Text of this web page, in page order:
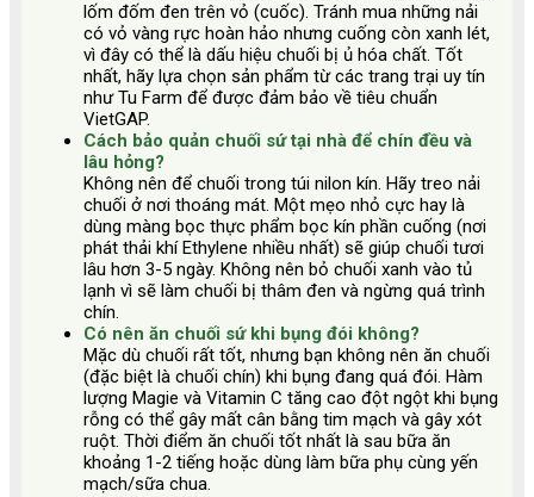
lốm đốm đen trên vỏ (cuốc). Tránh mua những nải
có vỏ vàng rực hoàn hảo nhưng cuống còn xanh lét,
vì đây có thể là dấu hiệu chuối bị ủ hóa chất. Tốt
nhất, hãy lựa chọn sản phẩm từ các trang trại uy tín
như Tu Farm để được đảm bảo về tiêu chuẩn
VietGAP.
Cách bảo quản chuối sứ tại nhà để chín đều và
lâu hỏng?
Không nên để chuối trong túi nilon kín. Hãy treo nải
chuối ở nơi thoáng mát. Một mẹo nhỏ cực hay là
dùng màng bọc thực phẩm bọc kín phần cuống (nơi
phát thải khí Ethylene nhiều nhất) sẽ giúp chuối tươi
lâu hơn 3-5 ngày. Không nên bỏ chuối xanh vào tủ
lạnh vì sẽ làm chuối bị thâm đen và ngừng quá trình
chín.
Có nên ăn chuối sứ khi bụng đói không?
Mặc dù chuối rất tốt, nhưng bạn không nên ăn chuối
(đặc biệt là chuối chín) khi bụng đang quá đói. Hàm
lượng Magie và Vitamin C tăng cao đột ngột khi bụng
rỗng có thể gây mất cân bằng tim mạch và gây xót
ruột. Thời điểm ăn chuối tốt nhất là sau bữa ăn
khoảng 1-2 tiếng hoặc dùng làm bữa phụ cùng yến
mạch/sữa chua.